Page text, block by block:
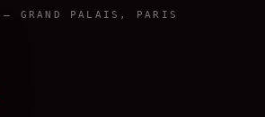
PALAIS, PARIS